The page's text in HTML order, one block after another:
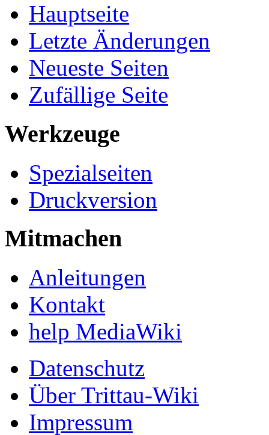
Hauptseite
Letzte Änderungen
Neueste Seiten
Zufällige Seite
Werkzeuge
Spezialseiten
Druckversion
Mitmachen
Anleitungen
Kontakt
help MediaWiki
Datenschutz
Über Trittau-Wiki
Impressum